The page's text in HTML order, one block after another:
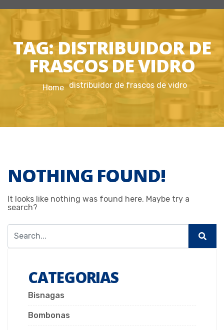
TAG:DISTRIBUIDOR DE
FRASCOS DE VIDRO
Home distribuidor de frascos de vidro
NOTHING FOUND!
It looks like nothing was found here. Maybe try a
search?
CATEGORIAS
Bisnagas
Bombonas